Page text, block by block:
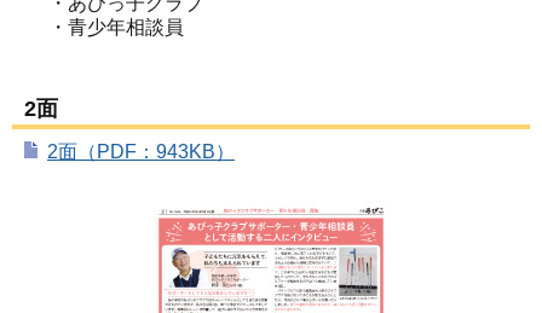
・青少年相談員
2面
2面（PDF：943KB）